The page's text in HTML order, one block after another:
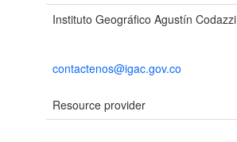
Instituto Geográfico Agustín Codazzi
contactenos@igac.gov.co
Resource provider